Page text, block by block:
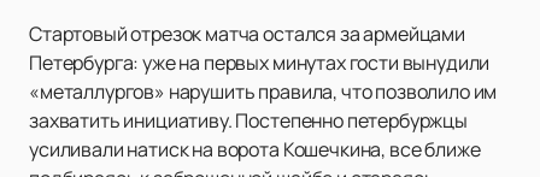
Стартовый отрезок матча остался за армейцами
Петербурга: уже на первых минутах гости вынудили
«металлургов» нарушить правила, что позволило им
захватить инициативу. Постепенно петербуржцы
усиливали натиск на ворота Кошечкина, все ближе